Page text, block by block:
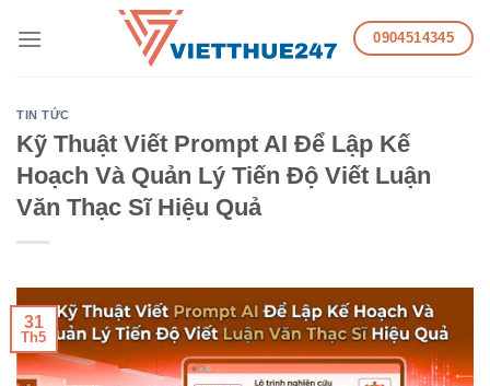
0904514345
TIN TỨC
Kỹ Thuật Viết Prompt AI Để Lập Kế
Hoạch Và Quản Lý Tiến Độ Viết Luận
Văn Thạc Sĩ Hiệu Quả
31
Th5